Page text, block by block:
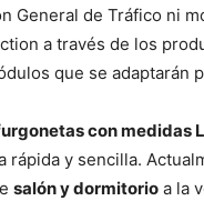
General de Tráfico ni
a través de los
que se adaptarán
con medidas
rápida y sencilla.
salón y dormitorio a la